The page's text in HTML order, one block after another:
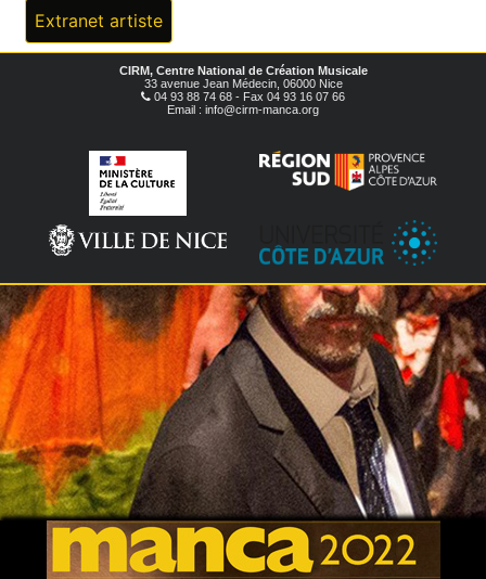
Extranet artiste
CIRM, Centre National de Création Musicale
33 avenue Jean Médecin, 06000 Nice
04 93 88 74 68 - Fax 04 93 16 07 66
Email : info@cirm-manca.org